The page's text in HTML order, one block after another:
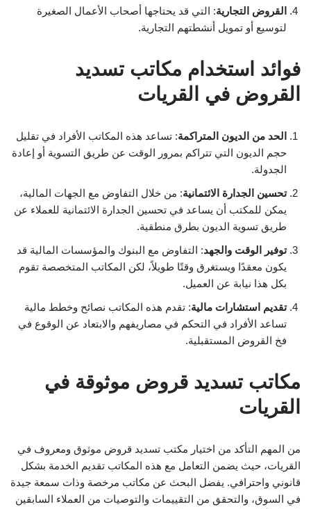
القروض التجارية: التي قد يحتاجها أصحاب الأعمال الصغيرة
لتوسيع أو تمويل أنشطتهم التجارية.
فوائد استخدام مكاتب تسديد
القروض في القريات
الحد من الديون المتراكمة: تساعد هذه المكاتب الأفراد في تقليل
حجم الديون التي تتراكم بمرور الوقت عن طريق التسوية أو إعادة
الجدولة.
تحسين الجدارة الائتمانية: من خلال التفاوض مع الجهات المالية،
يمكن للمكتب أن يساعد في تحسين الجدارة الائتمانية للعملاء عن
طريق تسوية الديون بطرق منطقية.
توفير الوقت والجهد: التفاوض مع البنوك والمؤسسات المالية قد
يكون معقدًا ويستغرق وقتًا طويلاً، لكن المكاتب المتخصصة تقوم
بكل هذا نيابة عن العميل.
تقديم استشارات مالية: تقدم هذه المكاتب نصائح وخطط مالية
تساعد الأفراد في التحكم في مصاريفهم والابتعاد عن الوقوع في
فخ القروض المستقبلية.
مكاتب تسديد قروض موثوقة في
القريات
من المهم التأكد من اختيار مكتب تسديد قروض موثوق ومعروف في
القريات، حيث يضمن التعامل مع هذه المكاتب تقديم الخدمة بشكل
قانوني واحترافي. يفضل البحث عن مكاتب مرخصة وذات سمعة جيدة
في السوق، والتحقق من التقييمات والتوصيات من العملاء السابقين